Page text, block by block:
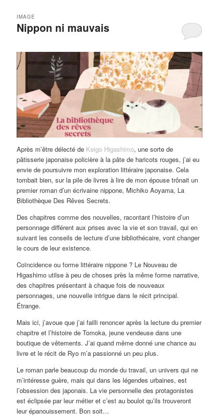
Nippon ni mauvais
IMAGE
Après m’être délecté de Keigo Higashimo, une sorte de
pâtisserie japonaise policière à la pâte de haricots rouges, j’ai eu
envie de poursuivre mon exploration littéraire japonaise. Cela
tombait bien, sur la pile de livres à lire de mon épouse trônait un
premier roman d’un écrivaine nippone, Michiko Aoyama, La
Bibliothèque Des Rêves Secrets.
Des chapitres comme des nouvelles, racontant l’histoire d’un
personnage différent aux prises avec la vie et son travail, qui en
suivant les conseils de lecture d’une bibliothécaire, vont changer
le cours de leur existence.
Coïncidence ou forme littéraire nippone ? Le Nouveau de
Higashimo utilse à peu de choses près la même forme narrative,
des chapitres présentant à chaque fois de nouveaux
personnages, une nouvelle intrigue dans le récit principal.
Étrange.
Mais ici, j’avoue que j’ai failli renoncer après la lecture du premier
chapitre et l’histoire de Tomoka, jeune vendeuse dans une
boutique de vêtements. J’ai quand même donné une chance au
livre et le récit de Ryo m’a passionné un peu plus.
Le roman parle beaucoup du monde du travail, un univers qui ne
m’intéresse guère, mais qui dans les légendes urbaines, est
l’obsession des japonais. La vie personnelle des protagonistes
est éclipsée par leur métier et c’est au boulot qu’ils trouveront
leur épanouissement. Bon soit…